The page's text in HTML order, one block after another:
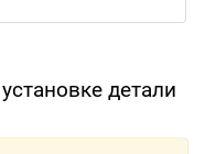
детали